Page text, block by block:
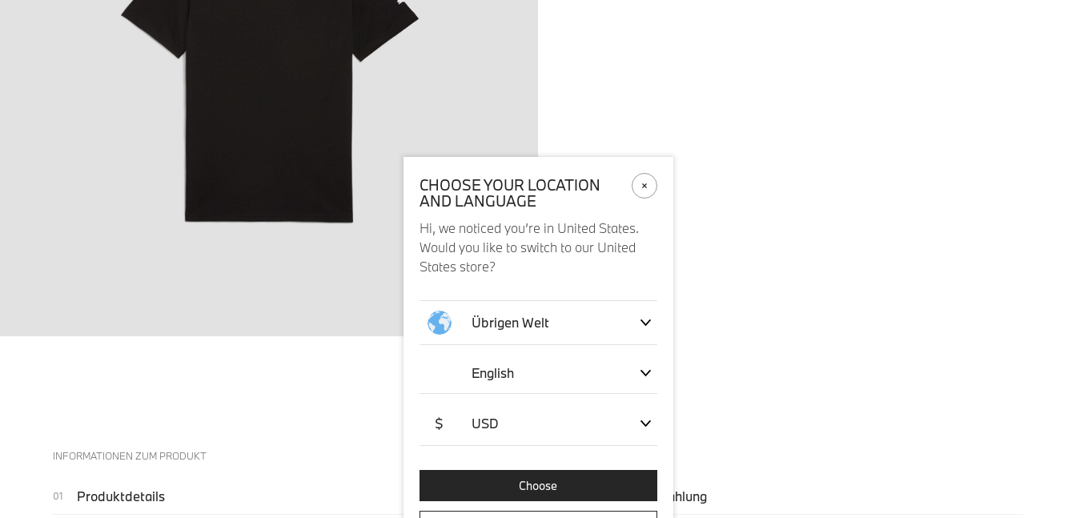
INFORMATIONEN ZUM PRODUKT
Produktdetails Versand und Zahlung
CHOOSE YOUR LOCATION
AND LANGUAGE
Hi, we noticed you’re in United States.
Would you like to switch to our United
States store?
Übrigen Welt
English
$ USD
Choose